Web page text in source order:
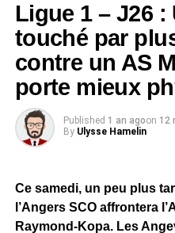
Ligue 1 – J26
touché par
contre un AS
porte mieux
Published 1 an agoon 12
By Ulysse Hamelin
Ce samedi, un peu plus
l’Angers SCO affrontera
Raymond-Kopa. Les